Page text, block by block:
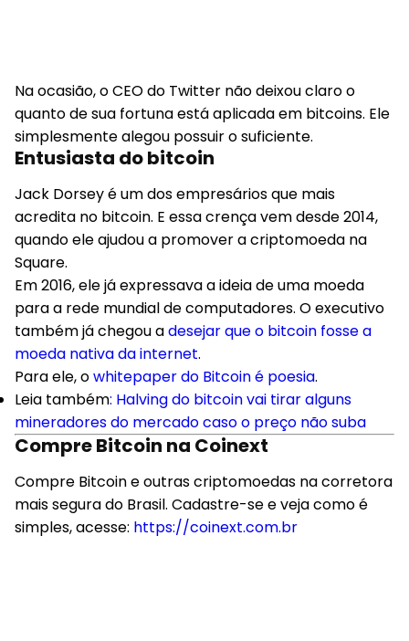
Na ocasião, o CEO do Twitter não deixou claro o
quanto de sua fortuna está aplicada em bitcoins. Ele
simplesmente alegou possuir o suficiente.
Entusiasta do bitcoin
Jack Dorsey é um dos empresários que mais
acredita no bitcoin. E essa crença vem desde 2014,
quando ele ajudou a promover a criptomoeda na
Square.
Em 2016, ele já expressava a ideia de uma moeda
para a rede mundial de computadores. O executivo
também já chegou adesejar que o bitcoin fosse a
moeda nativa da internet.
Para ele, owhitepaper do Bitcoin é poesia.
Leia também: Halving do bitcoin vai tirar alguns
mineradores do mercado caso o preço não suba
Compre Bitcoin na Coinext
Compre Bitcoin e outras criptomoedas na corretora
mais segura do Brasil. Cadastre-se e veja como é
simples, acesse: https://coinext.com.br